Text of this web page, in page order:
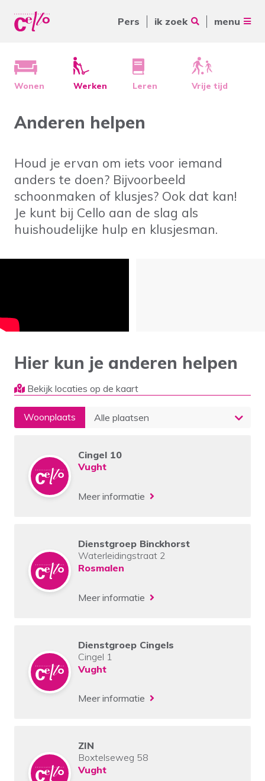
Pers ik zoek menu
Voor ouders & naasten
Over Cello
werkenbijcello.nl
contact
Waar kunnen wij jou mee
Veelgebruikte zoektermen
Woonvormen Zorgaanbod
Wonen Werken Leren Vrije tijd
Anderen helpen
Houd je ervan om iets voor iemand
anders te doen? Bijvoorbeeld
schoonmaken of klusjes? Ook dat kan!
Je kunt bij Cello aan de slag als
huishoudelijke hulp en klusjesman.
Hier kun je anderen helpen
Bekijk locaties op de kaart
Woonplaats
Cingel 10
Vught
Meer informatie
Dienstgroep Binckhorst
Waterleidingstraat 2
Rosmalen
Meer informatie
Dienstgroep Cingels
Cingel 1
Vught
Meer informatie
ZIN
Boxtelseweg 58
Vught